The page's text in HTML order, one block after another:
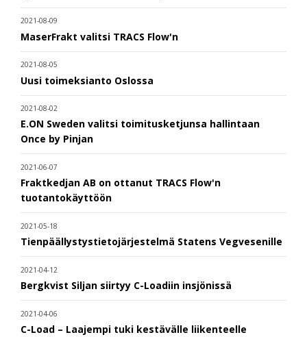
2021-08-09
MaserFrakt valitsi TRACS Flow'n
2021-08-05
Uusi toimeksianto Oslossa
2021-08-02
E.ON Sweden valitsi toimitusketjunsa hallintaan
Once by Pinjan
2021-06-07
Fraktkedjan AB on ottanut TRACS Flow'n
tuotantokäyttöön
2021-05-18
Tienpäällystystietojärjestelmä Statens Vegvesenille
2021-04-12
Bergkvist Siljan siirtyy C-Loadiin insjönissä
2021-04-06
C-Load – Laajempi tuki kestävälle liikenteelle